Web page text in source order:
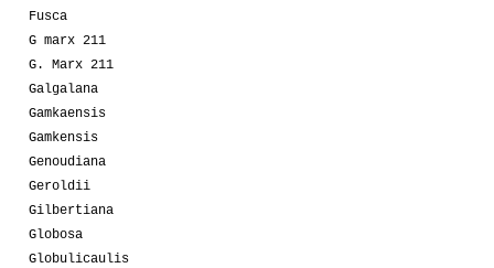
Fusca
G marx 211
G. Marx 211
Galgalana
Gamkaensis
Gamkensis
Genoudiana
Geroldii
Gilbertiana
Globosa
Globulicaulis